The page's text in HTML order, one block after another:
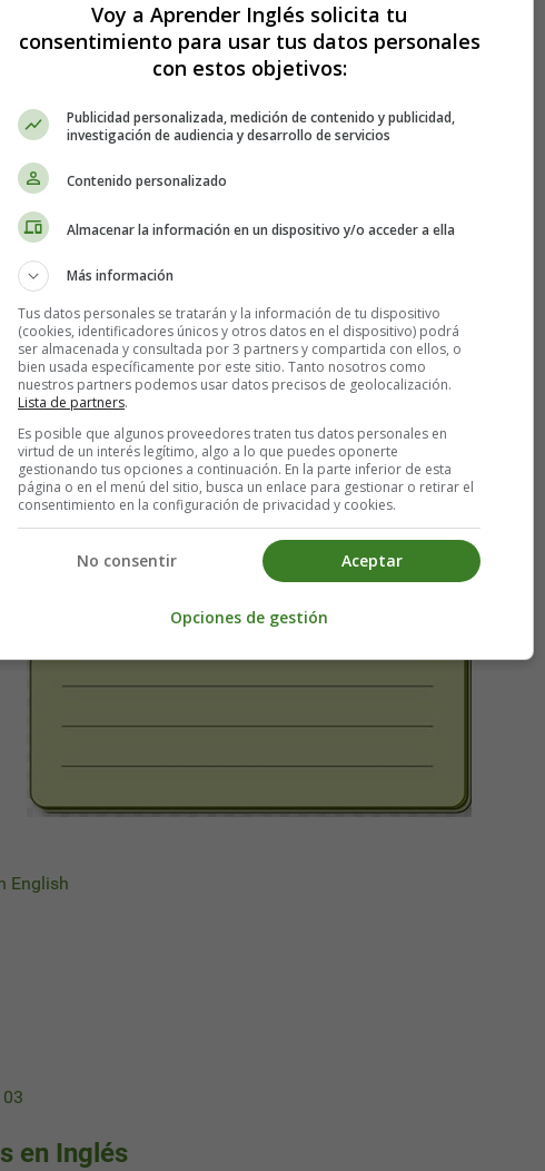
01
03
English
en Inglés
Voy a Aprender Inglés solicita tu
consentimiento para usar tus datos personales
con estos objetivos:
Publicidad personalizada, medición de contenido y publicidad,
investigación de audiencia y desarrollo de servicios
Contenido personalizado
Almacenar la información en un dispositivo y/o acceder a ella
Más información
Tus datos personales se tratarán y la información de tu dispositivo
(cookies, identificadores únicos y otros datos en el dispositivo) podrá
ser almacenada y consultada por 3 partners y compartida con ellos, o
bien usada específicamente por este sitio. Tanto nosotros como
nuestros partners podemos usar datos precisos de geolocalización.
Lista de partners.
Es posible que algunos proveedores traten tus datos personales en
virtud de un interés legítimo, algo a lo que puedes oponerte
gestionando tus opciones a continuación. En la parte inferior de esta
página o en el menú del sitio, busca un enlace para gestionar o retirar el
consentimiento en la configuración de privacidad y cookies.
Aceptar
No consentir
Opciones de gestión